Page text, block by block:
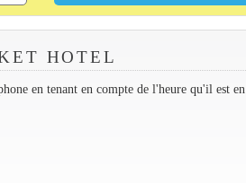
HOTEL
en tenant en compte de l'heure qu'il est en